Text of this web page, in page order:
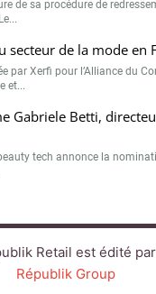
Retail est édité par
Républik Group